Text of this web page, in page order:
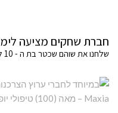
חברת שחקים מציעה
שלחנו את שוהם שכטר בת ה - 10 להתנסות בעשרה מיפגשים.